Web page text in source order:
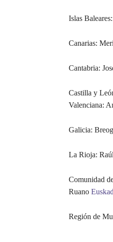
Islas
Canarias:
Cantabria:
Castilla y
Valenciana:
Galicia:
La Rioja:
Comunidad
Ruano
Región de